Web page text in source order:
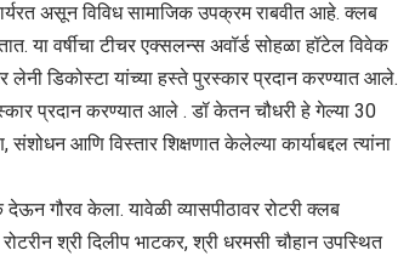
कार्यरत असून विविध सामाजिक उपक्रम राबवीत आहे. क्लब
या वर्षीचा टीचर एक्सलन्स अवॉर्ड सोहळा हॉटेल विवेक
डिकोस्टा यांच्या हस्ते पुरस्कार प्रदान करण्यात आले.
प्रदान करण्यात आले . डॉ केतन चौधरी हे गेल्या 30
संशोधन आणि विस्तार शिक्षणात केलेल्या कार्याबद्दल त्यांना
गौरव केला. यावेळी व्यासपीठावर रोटरी क्लब
श्री दिलीप भाटकर, श्री धरमसी चौहान उपस्थित